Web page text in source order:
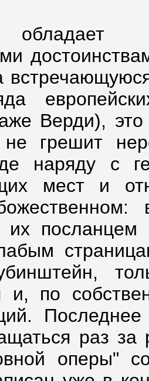
обладает
Верди), это
грешит
наряду с
мест и
посланцем
и, по
раз
оперы"